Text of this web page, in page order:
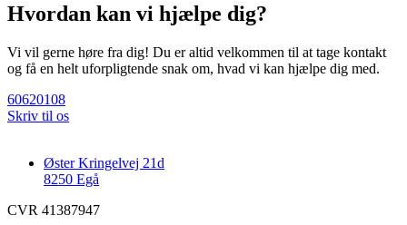
Hvordan kan vi hjælpe dig?
Vi vil gerne høre fra dig! Du er altid velkommen til at tage kontakt
og få en helt uforpligtende snak om, hvad vi kan hjælpe dig med.
60620108
Skriv til os
Øster Kringelvej 21d
8250 Egå
CVR 41387947